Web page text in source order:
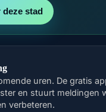
stad
uren. De gratis
en stuurt meldingen
verbeteren.